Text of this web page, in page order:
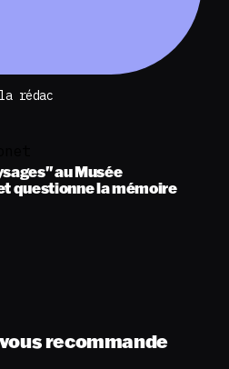
la rédac
au Musée
questionne la mémoire
recommande